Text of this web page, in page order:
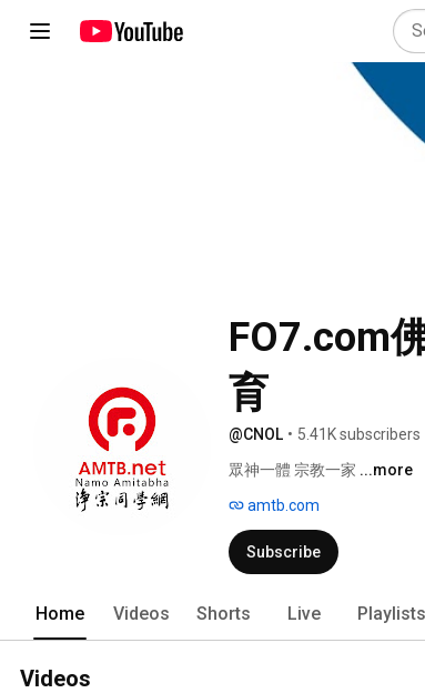
FO7.com
育
@CNOL • 5.41K subscribers
眾神一體 宗教一家 ...more
amtb.com
Subscribe
Home Videos Shorts Live Playlists
Videos